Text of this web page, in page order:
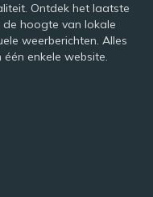
Ontdek het laatste
hoogte van lokale
weerberichten. Alles
enkele website.